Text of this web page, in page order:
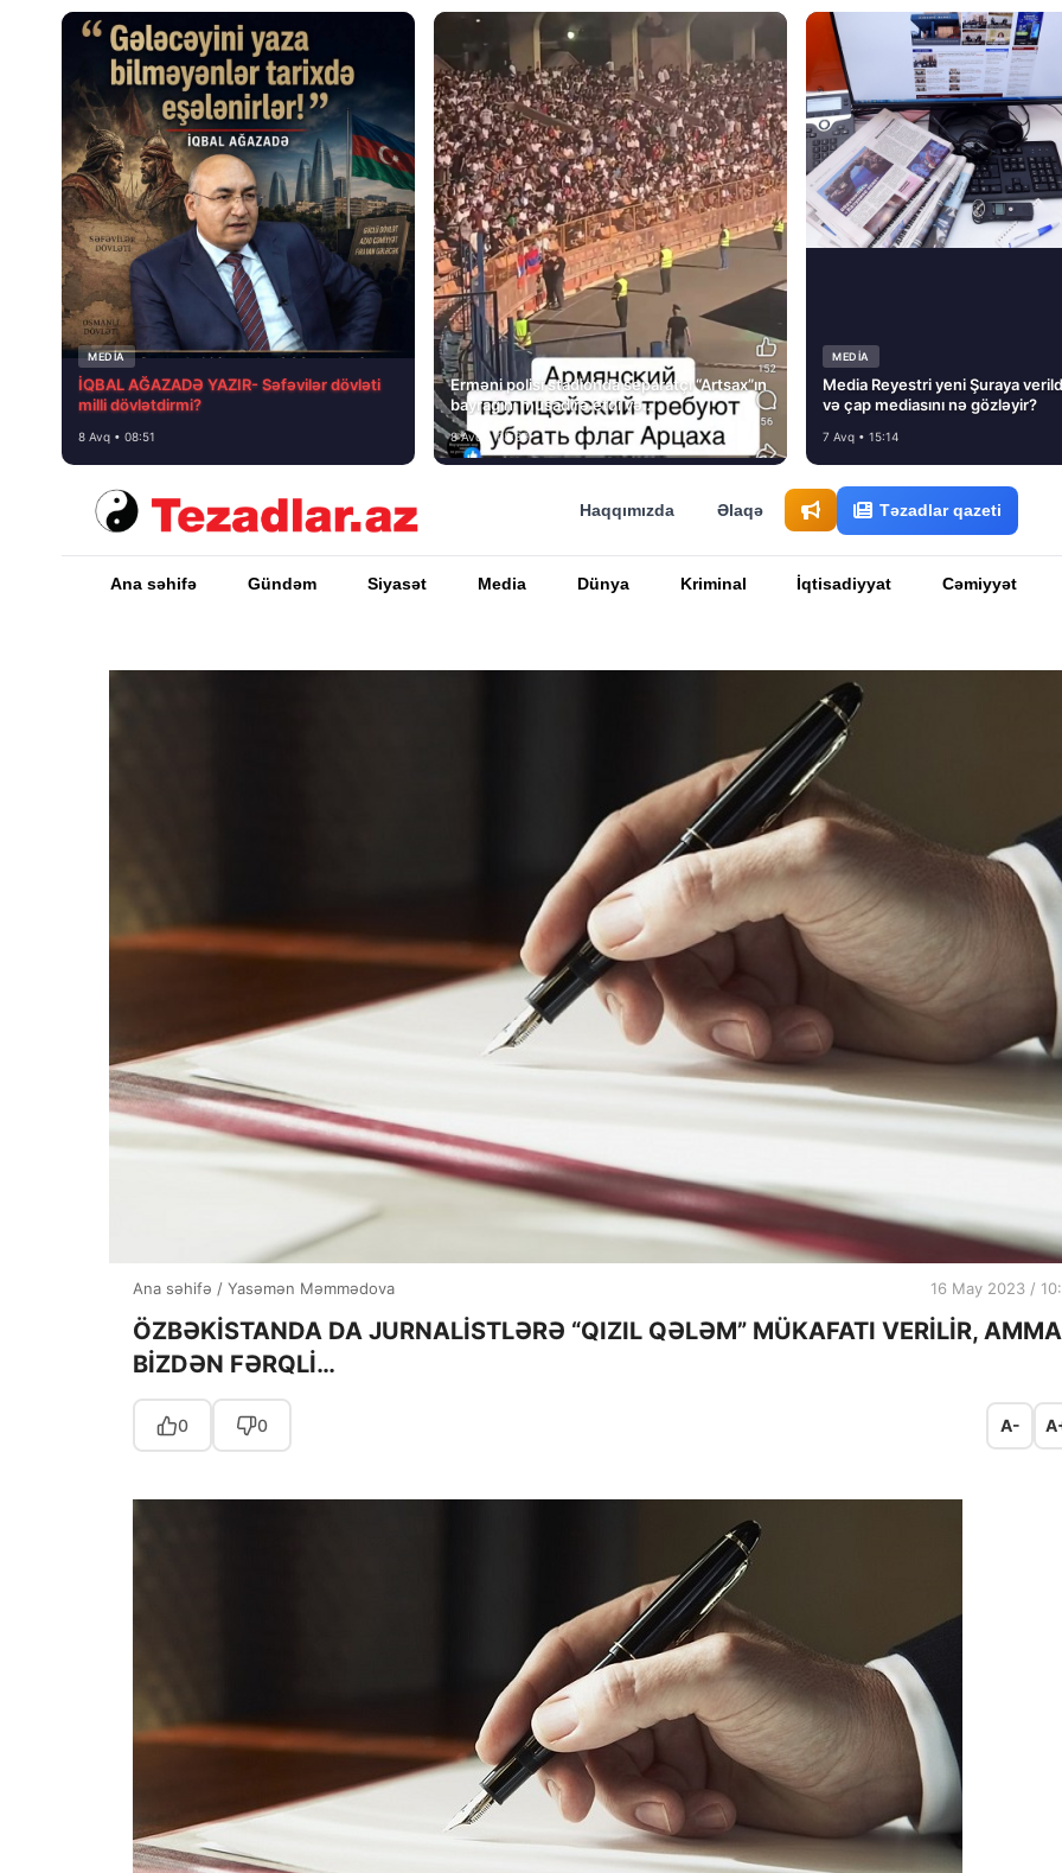
MEDİA
İQBAL AĞAZADƏ YAZIR- Səfəvilər dövləti
milli dövlətdirmi?
8 Avq • 08:51
Erməni polisi stadionda separatçı “Artsax”ın
bayrağını müsadirə etdi və…
8 Avq • 08:39
MEDİA
Media Reyestri yeni Şuraya
və çap mediasını nə gözləyir?
7 Avq • 15:14
Haqqımızda Əlaqə Təzadlar qazeti
Ana səhifə Gündəm Siyasət Media Dünya Kriminal İqtisadiyyat Cəmiyyət
Ana səhifə / Yasəmən Məmmədova 16 May 2023 /
ÖZBƏKİSTANDA DA JURNALİSTLƏRƏ “QIZIL QƏLƏM” MÜKAFATI VERİLİR, AMMA
BİZDƏN FƏRQLİ…
0 0 A-